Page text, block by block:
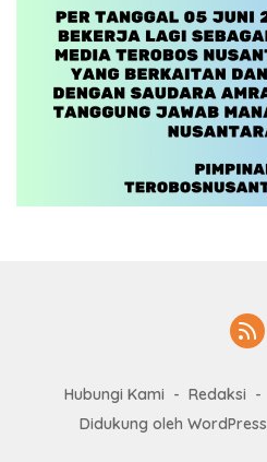
Hubungi Kami Redaksi
Didukung oleh WordPress